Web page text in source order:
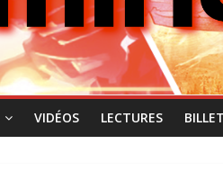
VIDÉOS LECTURES